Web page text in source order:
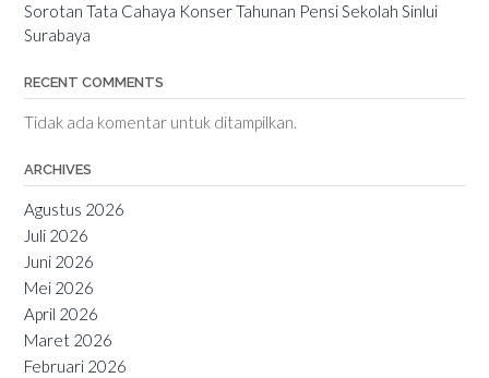
Sorotan Tata Cahaya Konser Tahunan Pensi Sekolah Sinlui
Surabaya
RECENT COMMENTS
Tidak ada komentar untuk ditampilkan.
ARCHIVES
Agustus 2026
Juli 2026
Juni 2026
Mei 2026
April 2026
Maret 2026
Februari 2026